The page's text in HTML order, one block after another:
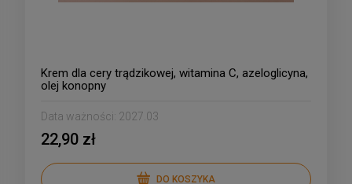
Krem dla cery trądzikowej, witamina C, azeloglicyna,
olej konopny
Data ważności: 2027.03
22,90 zł
DO KOSZYKA